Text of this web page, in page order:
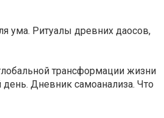
ума. Ритуалы древних даосов,
трансформации жизни
Дневник самоанализа. Что